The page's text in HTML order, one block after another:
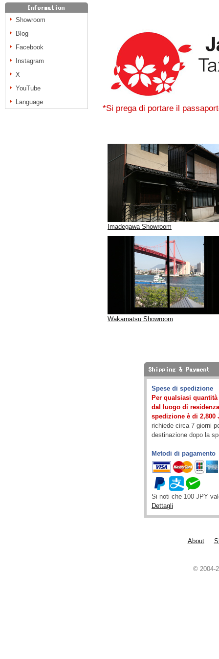
Showroom
Blog
Facebook
Instagram
X
YouTube
Language
*Si prega di portare il
Imadegawa Showroom
Wakamatsu Showroom
Spese di spedizione
Per qualsiasi
dal luogo di
spedizione è di 2,800
richiede circa 7 giorni
destinazione dopo la
Metodi di pagamento
Si noti che 100 JPY
Dettagli
About
© 2004-